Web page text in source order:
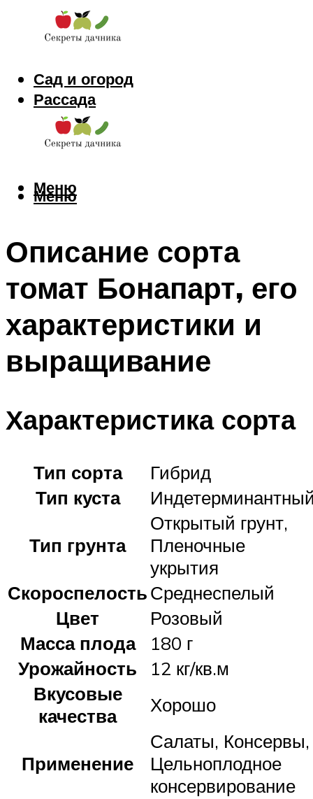
Сад и огород
Рассада
Цветы
Заготовки
Меню
Меню
Описание сорта
томат Бонапарт, его
характеристики и
выращивание
Характеристика сорта
Тип сорта
Гибрид
Тип куста
Тип грунта
Открытый грунт,
Пленочные
укрытия
СкороспелостьСреднеспелый
Цвет
Розовый
Масса плода
180 г
Урожайность
12 кг/кв.м
Вкусовые
качества
Хорошо
Применение
Салаты, Консервы,
Цельноплодное
консервирование